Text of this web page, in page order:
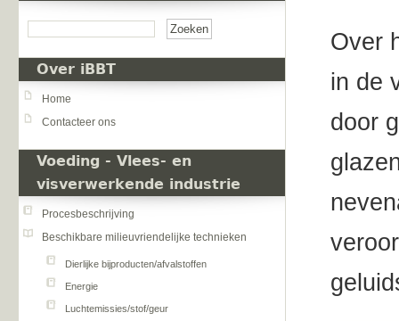
Over iBBT
Home
Contacteer ons
Voeding - Vlees- en
visverwerkende industrie
Procesbeschrijving
Beschikbare milieuvriendelijke technieken
Dierlijke bijproducten/afvalstoffen
Energie
Luchtemissies/stof/geur
Over
in de
door